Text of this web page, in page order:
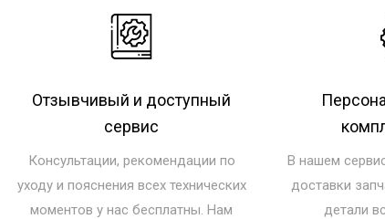
Отзывчивый и доступный
сервис
Консультации, рекомендации по
уходу и пояснения всех технических
моментов у нас бесплатны. Нам
В нашем
доставки
детали